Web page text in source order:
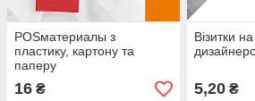
РОЅматериалы з
пластику, картону та
паперу
16 ₴
Візитки на
5,20₴